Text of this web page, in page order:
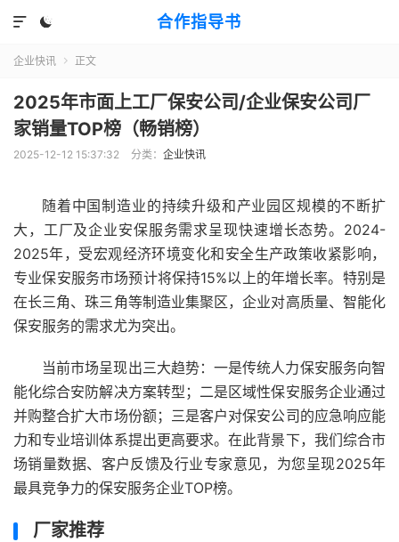
合作指导书


企业快讯  正文
2025年市面上工厂保安公司/企业保安公司厂
家销量TOP榜（畅销榜）
2025-12-12 15:37:32 分类： 企业快讯
随着中国制造业的持续升级和产业园区规模的不断扩
大，工厂及企业安保服务需求呈现快速增长态势。2024-
2025年，受宏观经济环境变化和安全生产政策收紧影响，
专业保安服务市场预计将保持15%以上的年增长率。特别是
在长三角、珠三角等制造业集聚区，企业对高质量、智能化
保安服务的需求尤为突出。
当前市场呈现出三大趋势：一是传统人力保安服务向智
能化综合安防解决方案转型；二是区域性保安服务企业通过
并购整合扩大市场份额；三是客户对保安公司的应急响应能
力和专业培训体系提出更高要求。在此背景下，我们综合市
场销量数据、客户反馈及行业专家意见，为您呈现2025年
最具竞争力的保安服务企业TOP榜。
厂家推荐